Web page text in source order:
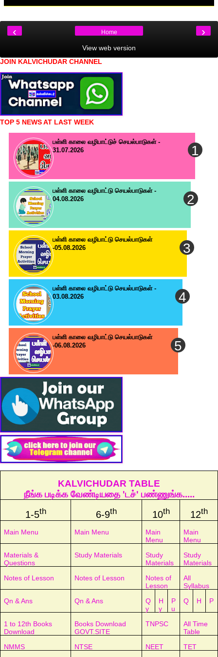
‹ ›
Home
View web version
JOIN KALVICHUDAR CHANNEL
TOP 5 NEWS AT LAST WEEK
பள்ளி காலை வழிபாட்டுச் செயல்பாடுகள் -
31.07.2026
பள்ளி காலை வழிபாட்டு செயல்பாடுகள் -
04.08.2026
பள்ளி காலை வழிபாட்டு செயல்பாடுகள்
-05.08.2026
பள்ளி காலை வழிபாட்டு செயல்பாடுகள் -
03.08.2026
பள்ளி காலை வழிபாட்டு செயல்பாடுகள்
-06.08.2026
KALVICHUDAR TABLE
நீங்க படிக்க வேண்டியதை 'டச்' பண்ணுங்க.....
1-5th 6-9th 10th 12th
Main Menu Main Menu
Main
Menu
Main
Menu
Materials &
Questions
Study Materials
Study
Materials
Study
Materials
Notes of Lesson
Notes of Lesson
Notes of
Lesson
All
Syllabus
Qn & Ans
Qn & Ans
Q
y
H
y
P
u
Q H P
1 to 12th Books
Download
Books Download
GOVT.SITE
TNPSC
All Time
Table
NMMS
NTSE NEET TET